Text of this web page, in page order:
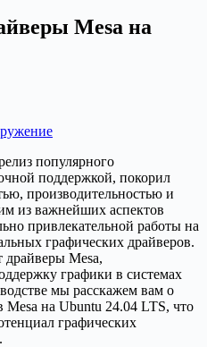
Mesa на
популярного
поддержкой, покорил
производительностью и
из важнейших аспектов
привлекательной работы на
графических драйверов.
драйверы Mesa,
графики в системах
мы расскажем вам о
Mesa на Ubuntu 24.04 LTS, что
графических